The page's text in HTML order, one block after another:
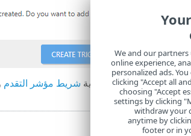
فيالمهام، يمكنك رؤية شريط مؤشر التقدم
We and our
online experience,
personalized ads.
clicking "Accept all
choosing "Accept
settings by clicking
withdraw your
anytime by
footer or in